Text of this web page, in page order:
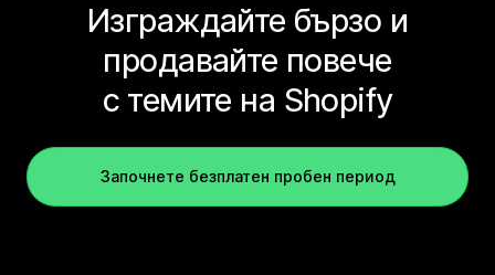
Изграждайте бързо и
продавайте повече
с темите на Shopify
Започнете безплатен пробен период